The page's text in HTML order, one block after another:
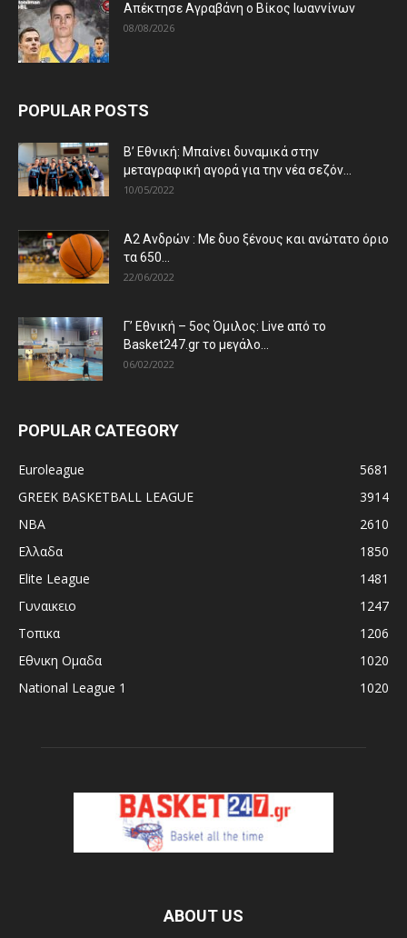
Απέκτησε Αγραβάνη ο Βίκος Ιωαννίνων
08/08/2026
POPULAR POSTS
Β’ Εθνική: Μπαίνει δυναμικά στην
μεταγραφική αγορά για την νέα σεζόν...
10/05/2022
Α2 Ανδρών : Με δυο ξένους και ανώτατο όριο
τα 650...
22/06/2022
Γ’ Εθνική – 5ος Όμιλος: Live από το
Basket247.gr το μεγάλο...
06/02/2022
POPULAR CATEGORY
Euroleague
5681
GREEK BASKETBALL LEAGUE
3914
NBA
2610
Ελλαδα
1850
Elite League
1481
Γυναικειο
1247
Τοπικα
1206
Εθνικη Ομαδα
1020
National League 1
1020
ABOUT US